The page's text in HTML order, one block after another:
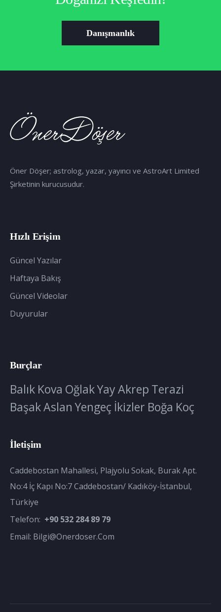
Danışmanlık
Öner Döşer; astrolog, yazar, yayıncı ve AstroArt Limited
Şirketinin kurucusudur.
Hızlı Erişim
Güncel Yazılar
Haftaya Bakış
Güncel Videolar
Duyurular
Burçlar
Balık Kova OğlakYayAkrep Terazi
BaşakAslan Yengeç İkizler Boğa Koç
İletişim
Caddebostan Mahallesi, Plajyolu Sokak, Burak Apt.
No:4 İç Kapı No:7 Caddebostan/ Kadıköy-İstanbul,
Türkiye
Telefon: +90 532 284 89 79
Email: Bilgi@onerdoser.com